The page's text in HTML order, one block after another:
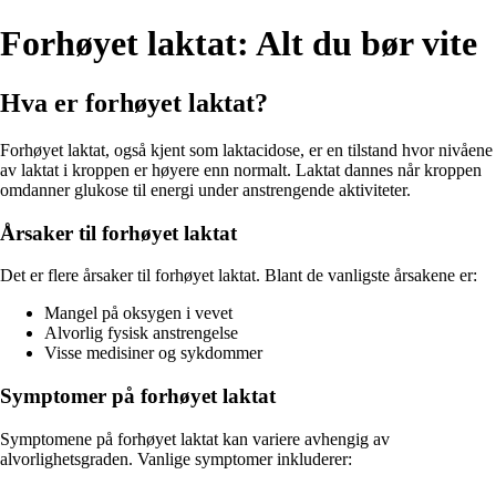
Forhøyet laktat: Alt du bør vite
Hva er forhøyet laktat?
Forhøyet laktat, også kjent som laktacidose, er en tilstand hvor nivåene
av laktat i kroppen er høyere enn normalt. Laktat dannes når kroppen
omdanner glukose til energi under anstrengende aktiviteter.
Årsaker til forhøyet laktat
Det er flere årsaker til forhøyet laktat. Blant de vanligste årsakene er:
Mangel på oksygen i vevet
Alvorlig fysisk anstrengelse
Visse medisiner og sykdommer
Symptomer på forhøyet laktat
Symptomene på forhøyet laktat kan variere avhengig av
alvorlighetsgraden. Vanlige symptomer inkluderer: